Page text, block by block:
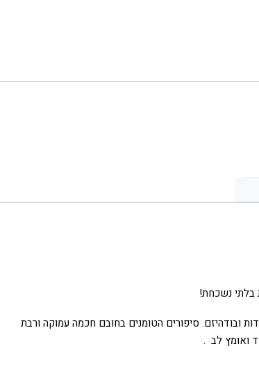
בלתי נשכחת!
ובודהיזם. סיפורים הטומנים בחובם חכמה עמוקה ורבת
ואומץ לב .